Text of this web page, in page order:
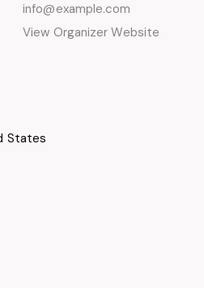
info@example.com
View Organizer Website
States